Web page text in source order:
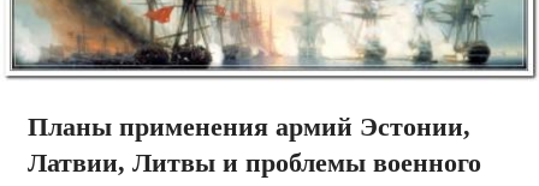
Планы применения армий Эстонии,
Латвии, Литвы и проблемы военного